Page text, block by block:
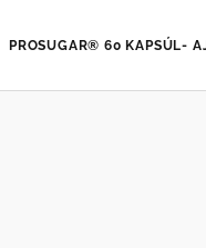
PROSUGAR® 60 KAPSÚL-